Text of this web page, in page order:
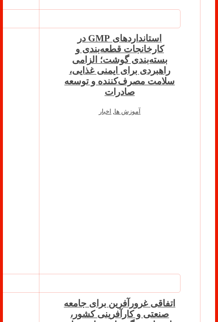
استانداردهای GMP در
کارخانجات قطعه‌بندی و
بسته‌بندی گوشت؛ الزامی
راهبردی برای ایمنی غذایی،
سلامت مصرف‌کننده و توسعه
صادرات
آموزش ها اخبار
اتفاقی غرورآفرین برای جامعه
صنعتی و کارآفرینی کشور،